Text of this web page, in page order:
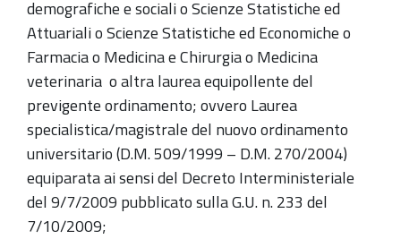
demografiche e sociali o Scienze Statistiche ed
Attuariali o Scienze Statistiche ed Economiche o
Farmacia o Medicina e Chirurgia o Medicina
veterinaria o altra laurea equipollente del
previgente ordinamento; ovvero Laurea
specialistica/magistrale del nuovo ordinamento
universitario (D.M. 509/1999 – D.M. 270/2004)
equiparata ai sensi del Decreto Interministeriale
del 9/7/2009 pubblicato sulla G.U. n. 233 del
7/10/2009;